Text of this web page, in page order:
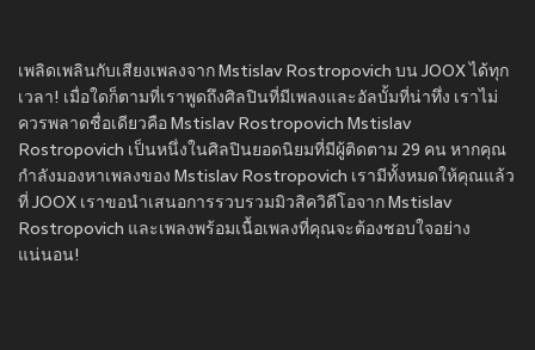
เพลิดเพลินกับเสียงเพลงจาก Mstislav Rostropovich บน JOOX ได้ทุก
เวลา! เมื่อใดก็ตามที่เราพูดถึงศิลปินที่มีเพลงและอัลบั้มที่น่าทึ่ง เราไม่
ควรพลาดชื่อเดียวคือ Mstislav Rostropovich Mstislav
Rostropovich เป็นหนึ่งในศิลปินยอดนิยมที่มีผู้ติดตาม 29 คน หากคุณ
กำลังมองหาเพลงของ Mstislav Rostropovich เรามีทั้งหมดให้คุณแล้ว
ที่ JOOX เราขอนำเสนอการรวบรวมมิวสิควิดีโอจาก Mstislav
Rostropovich และเพลงพร้อมเนื้อเพลงที่คุณจะต้องชอบใจอย่าง
แน่นอน!